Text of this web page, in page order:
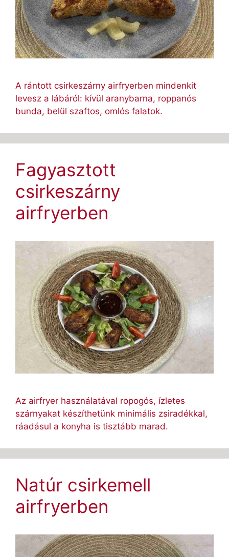
A rántott csirkeszárny airfryerben mindenkit
levesz a lábáról: kívül aranybarna, roppanós
bunda, belül szaftos, omlós falatok.
Fagyasztott
csirkeszárny
airfryerben
Az airfryer használatával ropogós, ízletes
szárnyakat készíthetünk minimális zsiradékkal,
ráadásul a konyha is tisztább marad.
Natúr csirkemell
airfryerben